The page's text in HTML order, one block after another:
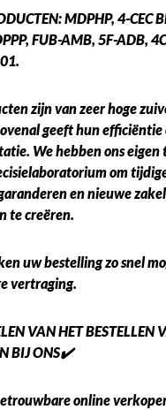
MDPHP, 4-CEC
FUB-AMB, 5F-ADB,
zijn van zeer hoge
geeft hun efficiëntie
We hebben ons eigen
om
en nieuwe
te creëren.
uw bestelling zo snel
vertraging.
VAN HET BESTELLEN
BIJ ONS✔️
online